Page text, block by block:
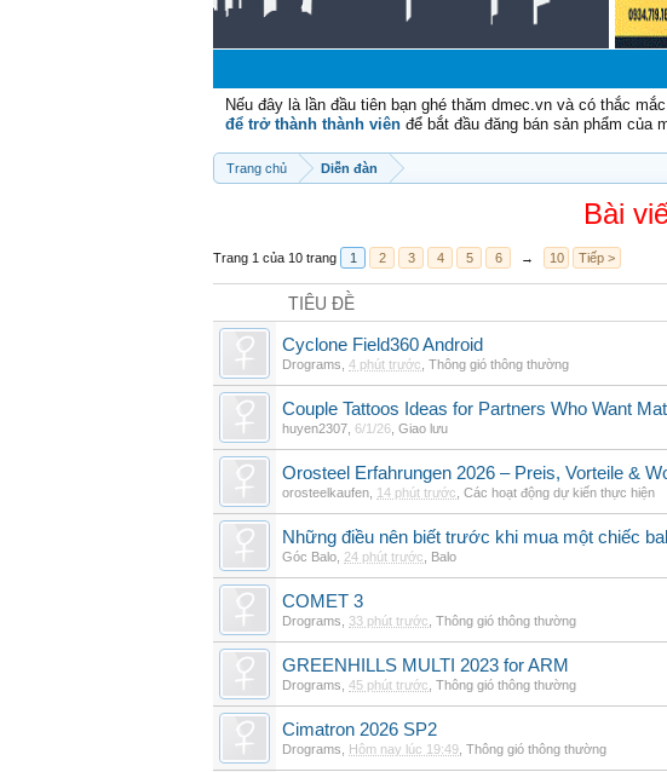
Nếu đây là lần đầu tiên bạn ghé thăm dmec.vn và có thắc
để trở thành thành viên để bắt đầu đăng bán sản phẩm của
Trang chủ Diễn đàn
Bài
Trang 1 của 10 trang 1 2 3 4 5 6 → 10 Tiếp >
TIÊU ĐỀ
Cyclone Field360 Android
Drograms 4 phút trước Thông gió thông thường
Couple Tattoos Ideas for Partners Who Want
huyen2307 6/1/26 Giao lưu
Orosteel Erfahrungen 2026 – Preis, Vorteile &
orosteelkaufen 14 phút trước Các hoạt động dự kiến thực hiện
Những điều nên biết trước khi mua một chiếc
Góc Balo 24 phút trước Balo
COMET 3
Drograms 33 phút trước Thông gió thông thường
GREENHILLS MULTI 2023 for ARM
Drograms 45 phút trước Thông gió thông thường
Cimatron 2026 SP2
Drograms Hôm nay lúc 19:49 Thông gió thông thường